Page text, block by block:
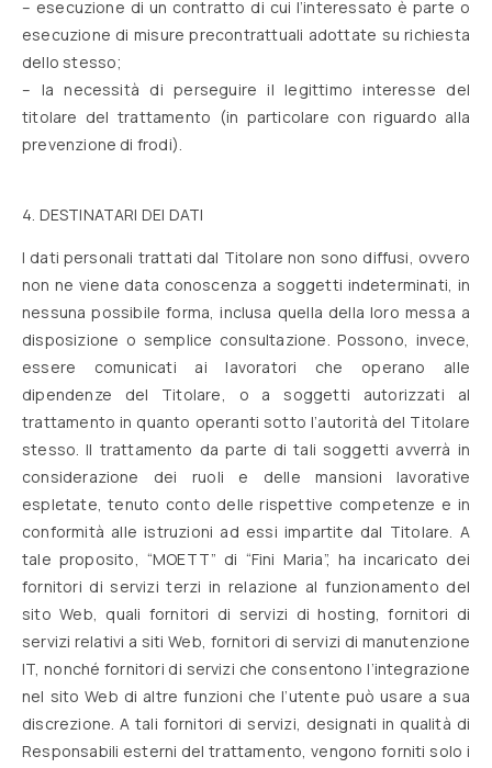
– esecuzione di un contratto di cui l’interessato è parte o
esecuzione di misure precontrattuali adottate su richiesta
dello stesso;
– la necessità di perseguire il legittimo interesse del
titolare del trattamento (in particolare con riguardo alla
prevenzione di frodi).
4. DESTINATARI DEI DATI
I dati personali trattati dal Titolare non sono diffusi, ovvero
non ne viene data conoscenza a soggetti indeterminati, in
nessuna possibile forma, inclusa quella della loro messa a
disposizione o semplice consultazione. Possono, invece,
essere comunicati ai lavoratori che operano alle
dipendenze del Titolare, o a soggetti autorizzati al
trattamento in quanto operanti sotto l’autorità del Titolare
stesso. Il trattamento da parte di tali soggetti avverrà in
considerazione dei ruoli e delle mansioni lavorative
espletate, tenuto conto delle rispettive competenze e in
conformità alle istruzioni ad essi impartite dal Titolare. A
tale proposito, “MOETT” di “Fini Maria”, ha incaricato dei
fornitori di servizi terzi in relazione al funzionamento del
sito Web, quali fornitori di servizi di hosting, fornitori di
servizi relativi a siti Web, fornitori di servizi di manutenzione
IT, nonché fornitori di servizi che consentono l’integrazione
nel sito Web di altre funzioni che l’utente può usare a sua
discrezione. A tali fornitori di servizi, designati in qualità di
Responsabili esterni del trattamento, vengono forniti solo i